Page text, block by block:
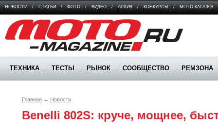
НОВОСТИ / СТАТЬИ / ФОТО / ВИДЕО / АРХИВ / КОНКУРСЫ / МОТО КАТАЛОГ
Moto Magazine
ТЕХНИКА ТЕСТЫ РЫНОК СООБЩЕСТВО РЕМЗОНА
Главная → Новости
Benelli 802S: круче, мощнее,